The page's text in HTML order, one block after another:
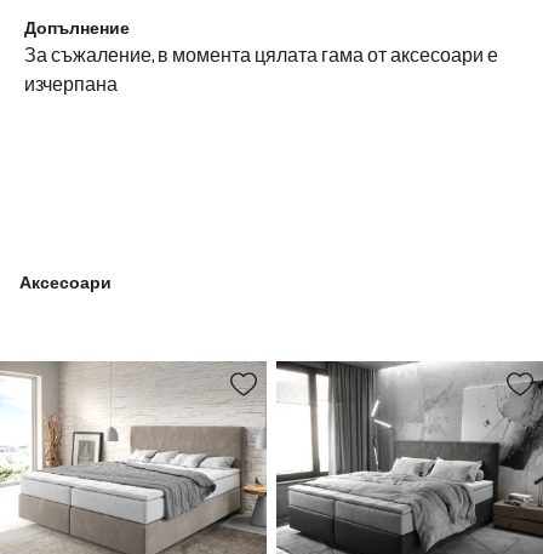
Допълнение
За съжаление, в момента цялата гама от аксесоари е
изчерпана
Аксесоари